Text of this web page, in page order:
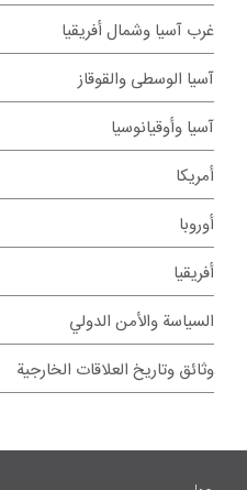
غرب آسيا وشمال أفريقيا
آسيا الوسطى والقوقاز
آسيا وأوقيانوسيا
أمريكا
أوروبا
أفريقيا
السياسة والأمن الدولي
وثائق وتاريخ العلاقات الخارجية